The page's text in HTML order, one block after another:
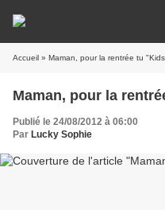
Accueil » Maman, pour la rentrée tu
Maman, pour la
Publié le 24/08/2012 à 06:00
Par Lucky Sophie